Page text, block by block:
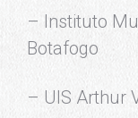
– Instituto
Botafogo
– UIS Arthur